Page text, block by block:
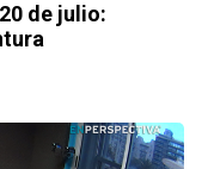
de julio: